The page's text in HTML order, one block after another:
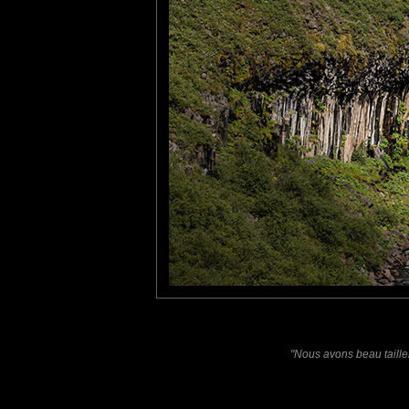
"Nous avons beau
mais les magnifiques
et qui lui on donné son
De plus, la présence
différent de ce que l'on
Laisser un commentaire
Nom
E-mail
Site